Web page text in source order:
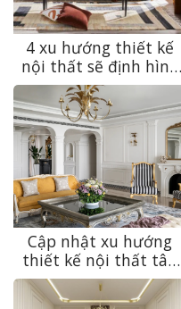
4 xu hướng thiết kế
nội thất sẽ định hình
năm 2026
Cập nhật xu hướng
thiết kế nội thất tân
cổ điển 2024 vừa đẹp
lại vừa sang